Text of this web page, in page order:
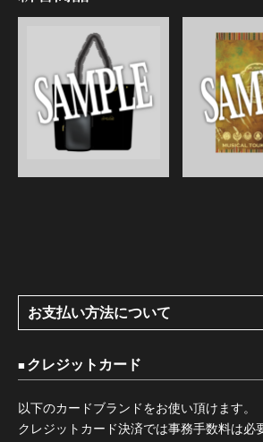
お支払い方法について
クレジットカード
以下のカードブランドをお使い頂けます。
クレジットカード決済では事務手数料は必